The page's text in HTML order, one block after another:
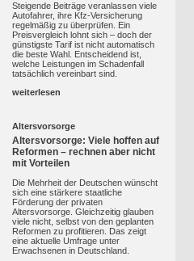
Steigende Beiträge veranlassen viele
Autofahrer, ihre Kfz-Versicherung
regelmäßig zu überprüfen. Ein
Preisvergleich lohnt sich – doch der
günstigste Tarif ist nicht automatisch
die beste Wahl. Entscheidend ist,
welche Leistungen im Schadenfall
tatsächlich vereinbart sind.
weiterlesen
Altersvorsorge
Altersvorsorge: Viele hoffen auf
Reformen – rechnen aber nicht
mit Vorteilen
Die Mehrheit der Deutschen wünscht
sich eine stärkere staatliche
Förderung der privaten
Altersvorsorge. Gleichzeitig glauben
viele nicht, selbst von den geplanten
Reformen zu profitieren. Das zeigt
eine aktuelle Umfrage unter
Erwachsenen in Deutschland.